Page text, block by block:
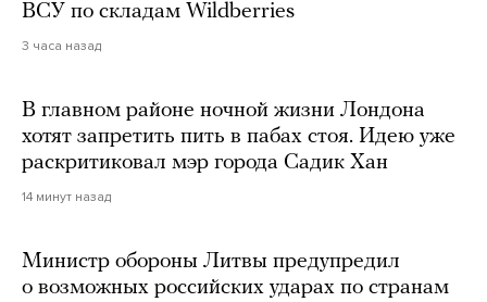
ВСУ по складам Wildberries
3 часа назад
В главном районе ночной жизни Лондона
хотят запретить пить в пабах стоя. Идею уже
раскритиковал мэр города Садик Хан
14 минут назад
Министр обороны Литвы предупредил
о возможных российских ударах по странам